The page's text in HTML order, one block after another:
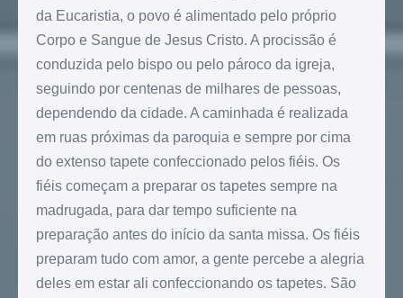
da Eucaristia, o povo é alimentado pelo próprio
Corpo e Sangue de Jesus Cristo. A procissão é
conduzida pelo bispo ou pelo pároco da igreja,
seguindo por centenas de milhares de pessoas,
dependendo da cidade. A caminhada é realizada
em ruas próximas da paroquia e sempre por cima
do extenso tapete confeccionado pelos fiéis. Os
fiéis começam a preparar os tapetes sempre na
madrugada, para dar tempo suficiente na
preparação antes do início da santa missa. Os fiéis
preparam tudo com amor, a gente percebe a alegria
deles em estar ali confeccionando os tapetes. São